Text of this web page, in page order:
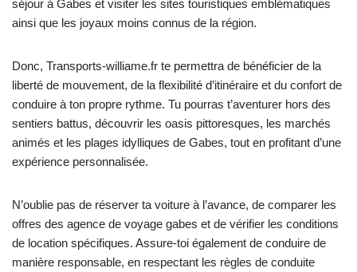
séjour à Gabes et visiter les sites touristiques emblématiques
ainsi que les joyaux moins connus de la région.
Donc, Transports-williame.fr te permettra de bénéficier de la
liberté de mouvement, de la flexibilité d’itinéraire et du confort de
conduire à ton propre rythme. Tu pourras t’aventurer hors des
sentiers battus, découvrir les oasis pittoresques, les marchés
animés et les plages idylliques de Gabes, tout en profitant d’une
expérience personnalisée.
N’oublie pas de réserver ta voiture à l’avance, de comparer les
offres des agence de voyage gabes et de vérifier les conditions
de location spécifiques. Assure-toi également de conduire de
manière responsable, en respectant les règles de conduite